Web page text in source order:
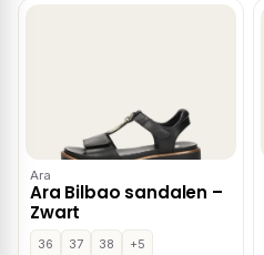
Ara
Ara Bilbao sandalen –
Zwart
36 37 38
+5